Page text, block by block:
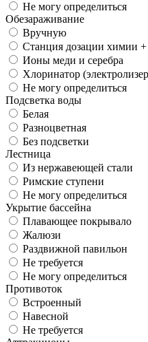
Не могу определиться
Обезараживание
Вручную
Станция дозации химии +
Ионы меди и серебра
Хлоринатор
Не могу определиться
Подсветка воды
Белая
Разноцветная
Без подсветки
Лестница
Из нержавеющей стали
Римские ступени
Не могу определиться
Укрытие бассейна
Плавающее покрывало
Жалюзи
Раздвижной павильон
Не требуется
Не могу определиться
Противоток
Встроенный
Навесной
Не требуется